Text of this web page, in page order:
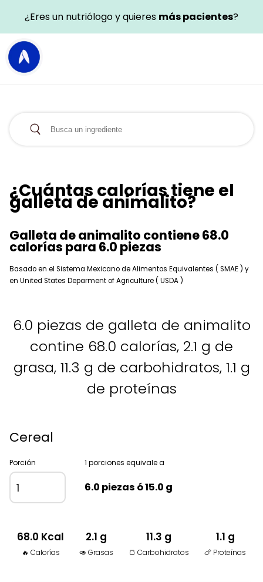
¿Eres un nutriólogo y quieres más pacientes?
¿Cuántas calorías tiene el
galleta de animalito?
Galleta de animalito contiene 68.0
calorías para 6.0 piezas
Basado en el Sistema Mexicano de Alimentos Equivalentes ( SMAE ) y
en United States Deparment of Agriculture ( USDA )
6.0 piezas de galleta de animalito
contine 68.0 calorías, 2.1 g de
grasa, 11.3 g de carbohidratos, 1.1 g
de proteínas
Cereal
Porción 1 porciones equivale a
6.0 piezas ó 15.0 g
68.0 Kcal
🔥 Calorías
2.1 g
🥑 Grasas
11.3 g
🍞 Carbohidratos
1.1 g
🍗 Proteínas